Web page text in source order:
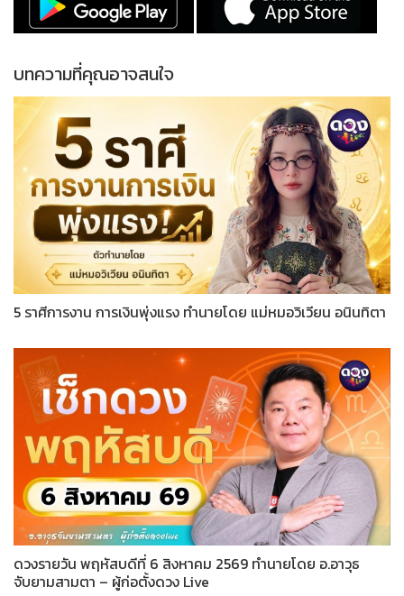
บทความที่คุณอาจสนใจ
5 ราศีการงาน การเงินพุ่งแรง ทำนายโดย แม่หมอวิเวียน อนินทิตา
ดวงรายวัน พฤหัสบดีที่ 6 สิงหาคม 2569 ทำนายโดย อ.อาวุธ
จับยามสามตา – ผู้ก่อตั้งดวง Live